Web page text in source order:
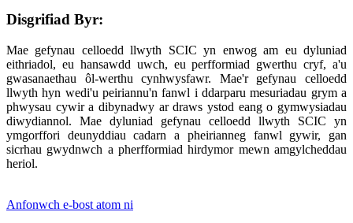
Disgrifiad Byr:
Mae gefynau celloedd llwyth SCIC yn enwog am eu dyluniad
eithriadol, eu hansawdd uwch, eu perfformiad gwerthu cryf, a'u
gwasanaethau ôl-werthu cynhwysfawr. Mae'r gefynau celloedd
llwyth hyn wedi'u peiriannu'n fanwl i ddarparu mesuriadau grym a
phwysau cywir a dibynadwy ar draws ystod eang o gymwysiadau
diwydiannol. Mae dyluniad gefynau celloedd llwyth SCIC yn
ymgorffori deunyddiau cadarn a pheirianneg fanwl gywir, gan
sicrhau gwydnwch a pherfformiad hirdymor mewn amgylcheddau
heriol.
Anfonwch e-bost atom ni